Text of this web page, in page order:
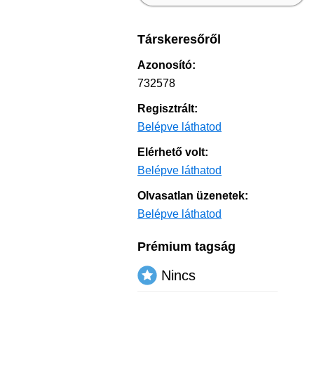
Társkeresőről
Azonosító:
732578
Regisztrált:
Belépve láthatod
Elérhető volt:
Belépve láthatod
Olvasatlan üzenetek:
Belépve láthatod
Prémium tagság
Nincs